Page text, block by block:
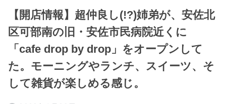
【開店情報】超仲良し(!?)姉弟が、安佐北
区可部南の旧・安佐市民病院近くに
「cafe drop by drop」をオープンして
た。モーニングやランチ、スイーツ、そ
して雑貨が楽しめる感じ。